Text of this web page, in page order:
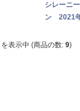
シレーニ
ン 2021
を表示中 (商品の数: 9)